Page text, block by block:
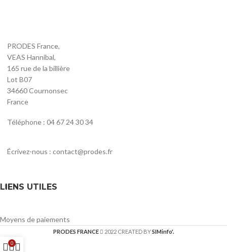
PRODES France,
VEAS Hannibal,
165 rue de la billière
Lot B07
34660 Cournonsec
France
Téléphone : 04 67 24 30 34
Écrivez-nous : contact@prodes.fr
LIENS UTILES
Moyens de paiements
PRODES FRANCE 2022 CREATED BYSIMinfo'.
0